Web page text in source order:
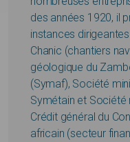
des années 1920, il
instances
Chanic (chantiers
géologique du
(Symaf), Société
Symétain et Société
Crédit général du
africain (secteur